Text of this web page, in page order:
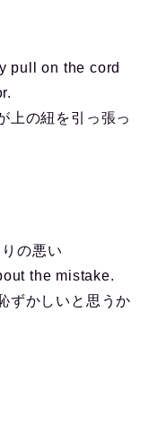
pull on the cord
上の紐を引っ張っ
の悪い
the mistake.
ずかしいと思うか